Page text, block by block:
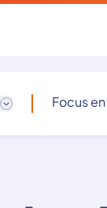
Focus